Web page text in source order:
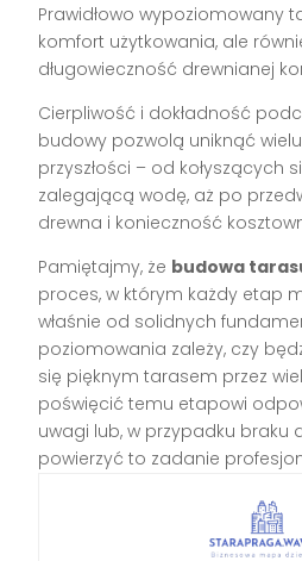
Prawidłowo wypoziomowany
komfort użytkowania, ale
długowieczność drewnianej
Cierpliwość i dokładność
budowy pozwolą uniknąć
przyszłości – od kołyszących
zalegającą wodę, aż po
drewna i konieczność
Pamiętajmy, że budowa
proces, w którym każdy etap
właśnie od solidnych
poziomowania zależy, czy
się pięknym tarasem przez
poświęcić temu etapowi
uwagi lub, w przypadku braku
powierzyć to zadanie